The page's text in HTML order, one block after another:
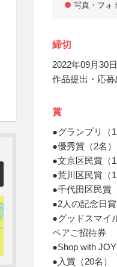
写真・フォ
締切
2022年09月30
作品提出・応
賞
●グランプリ
●優秀賞（2名
●文京区民賞（
●荒川区民賞（
●千代田区民賞
●2人の記念日
●グッドスマイ
ペアご招待券
●Shop with
●入賞（20名